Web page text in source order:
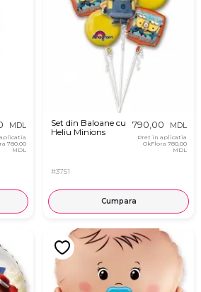
MDL
780,00
MDL
Set din Baloane cu
Heliu Minions
#3751
790,00 MDL
Pret in aplicatia
OkFlora 780,00
MDL
Cumpara